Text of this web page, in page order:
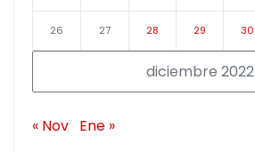
diciembre 2022
26 27 28 29 30
« Nov Ene »